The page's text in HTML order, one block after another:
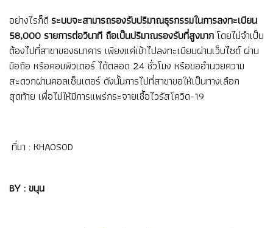
อย่างไรก็ดี ระบบจะสามารถรองรับปริมาณธุรกรรมในการลงทะเบียน
58,000 รายการต่อวินาที ถือเป็นปริมาณรองรับที่สูงมากโดยไม่จำเป็น
ต้องไปที่สาขาของธนาคาร เพียงแค่เข้าไปลงทะเบียนผ่านเว็บไซด์ ผ่าน
มือถือ หรือคอมพิวเตอร์ ได้ตลอด 24 ชั่วโมง หรือขออำนวยความ
สะดวกผ่านคอลเซ็นเตอร์ ดังนั้นการไปที่สาขาขอให้เป็นทางเลือก
สุดท้าย เพื่อไม่ให้มีการแพร่กระจายเชื้อไวรัสโควิด-19
ที่มา : KHAOSOD
BY : ขนุน